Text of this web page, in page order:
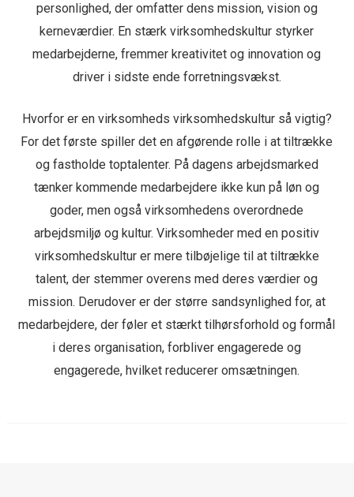
personlighed, der omfatter dens mission, vision og
kerneværdier. En stærk virksomhedskultur styrker
medarbejderne, fremmer kreativitet og innovation og
driver i sidste ende forretningsvækst.
Hvorfor er en virksomheds virksomhedskultur så vigtig?
For det første spiller det en afgørende rolle i at tiltrække
og fastholde toptalenter. På dagens arbejdsmarked
tænker kommende medarbejdere ikke kun på løn og
goder, men også virksomhedens overordnede
arbejdsmiljø og kultur. Virksomheder med en positiv
virksomhedskultur er mere tilbøjelige til at tiltrække
talent, der stemmer overens med deres værdier og
mission. Derudover er der større sandsynlighed for, at
medarbejdere, der føler et stærkt tilhørsforhold og formål
i deres organisation, forbliver engagerede og
engagerede, hvilket reducerer omsætningen.